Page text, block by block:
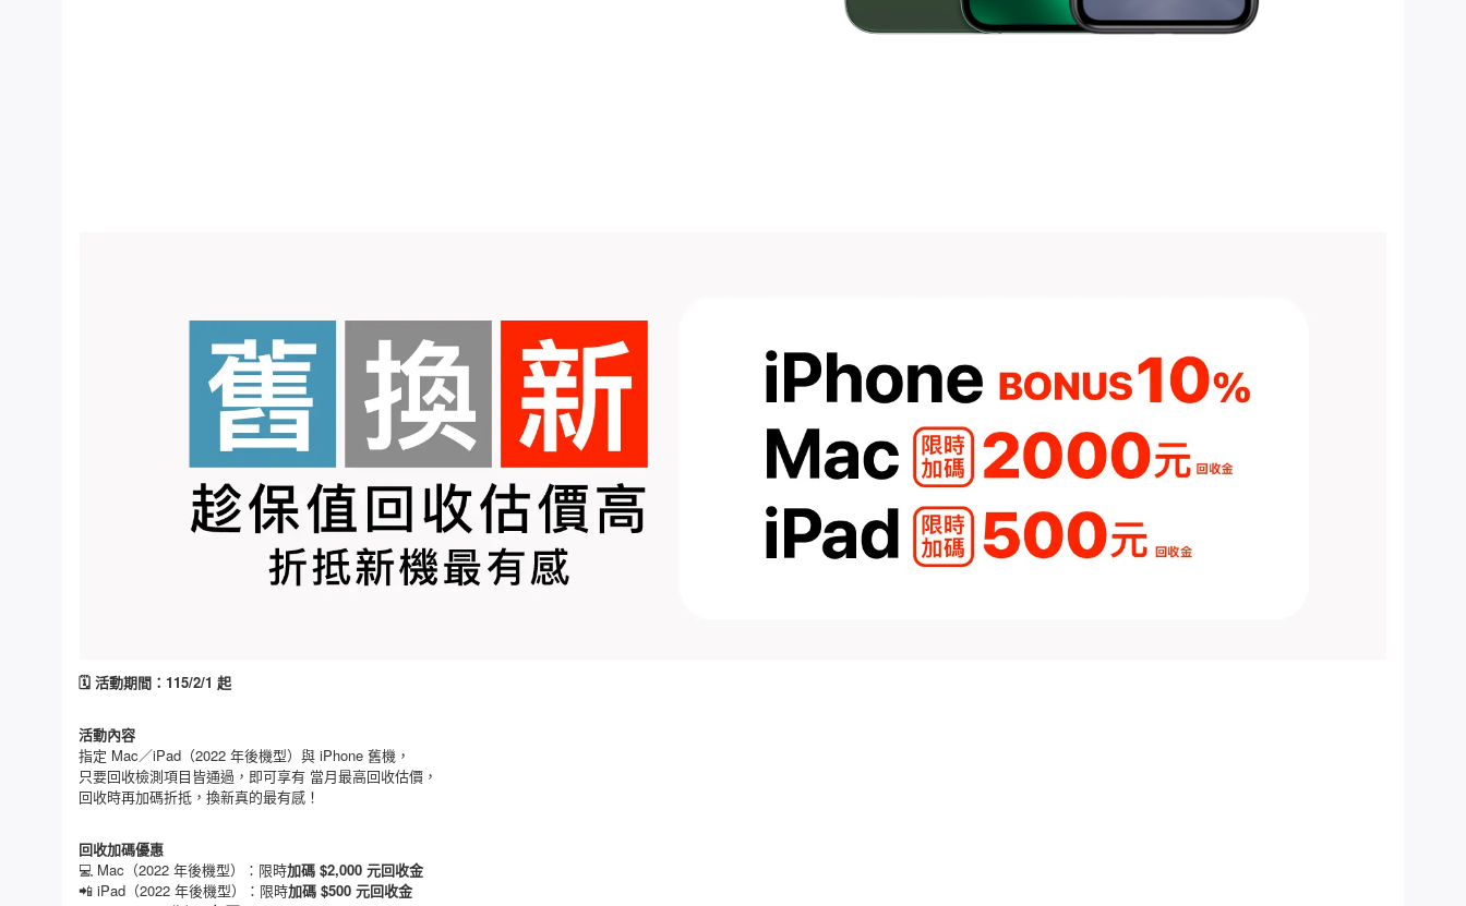
🗓 活動期間：115/2/1 起
活動內容
指定 Mac／iPad（2022 年後機型）與 iPhone 舊機，
只要回收檢測項目皆通過，即可享有 當月最高回收估價，
回收時再加碼折抵，換新真的最有感！
回收加碼優惠
💻 Mac（2022 年後機型）：限時加碼 $2,000 元回收金
📲 iPad（2022 年後機型）：限時加碼 $500 元回收金